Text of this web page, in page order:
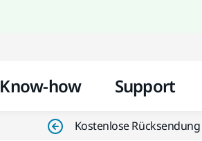
Know-how Support
Kostenlose